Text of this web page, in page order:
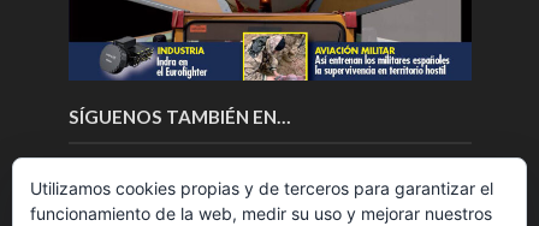
SÍGUENOS TAMBIÉN EN…
Utilizamos cookies propias y de terceros para garantizar el
funcionamiento de la web, medir su uso y mejorar nuestros